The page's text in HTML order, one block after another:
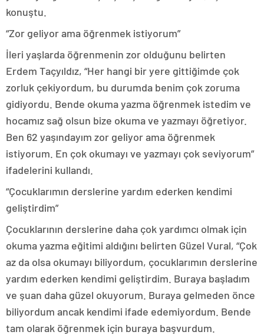
konuştu.
“Zor geliyor ama öğrenmek istiyorum”
İleri yaşlarda öğrenmenin zor olduğunu belirten
Erdem Taçyıldız, “Her hangi bir yere gittiğimde çok
zorluk çekiyordum, bu durumda benim çok zoruma
gidiyordu. Bende okuma yazma öğrenmek istedim ve
hocamız sağ olsun bize okuma ve yazmayı öğretiyor.
Ben 62 yaşındayım zor geliyor ama öğrenmek
istiyorum. En çok okumayı ve yazmayı çok seviyorum”
ifadelerini kullandı.
“Çocuklarımın derslerine yardım ederken kendimi
geliştirdim”
Çocuklarının derslerine daha çok yardımcı olmak için
okuma yazma eğitimi aldığını belirten Güzel Vural, “Çok
az da olsa okumayı biliyordum, çocuklarımın derslerine
yardım ederken kendimi geliştirdim. Buraya başladım
ve şuan daha güzel okuyorum. Buraya gelmeden önce
biliyordum ancak kendimi ifade edemiyordum. Bende
tam olarak öğrenmek için buraya başvurdum.